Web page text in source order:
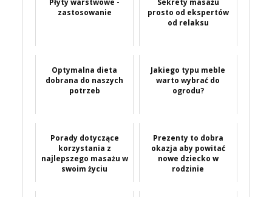
zastosowanie
prosto od ekspertów
od relaksu
Optymalna dieta
dobrana do naszych
potrzeb
Jakiego typu meble
warto wybrać do
ogrodu?
Porady dotyczące
korzystania z
najlepszego masażu w
swoim życiu
Prezenty to dobra
okazja aby powitać
nowe dziecko w
rodzinie